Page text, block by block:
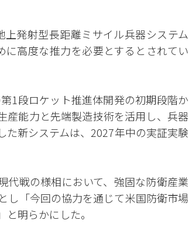
発射型長距離ミサイル兵器システム
高度な推力を必要とするとされてい
1段ロケット推進体開発の初期段階か
産能力と先端製造技術を活用し、兵器
た新システムは、2027年中の実証実験
代戦の様相において、強固な防衛産業
し「今回の協力を通じて米国防衛市場
明らかにした。